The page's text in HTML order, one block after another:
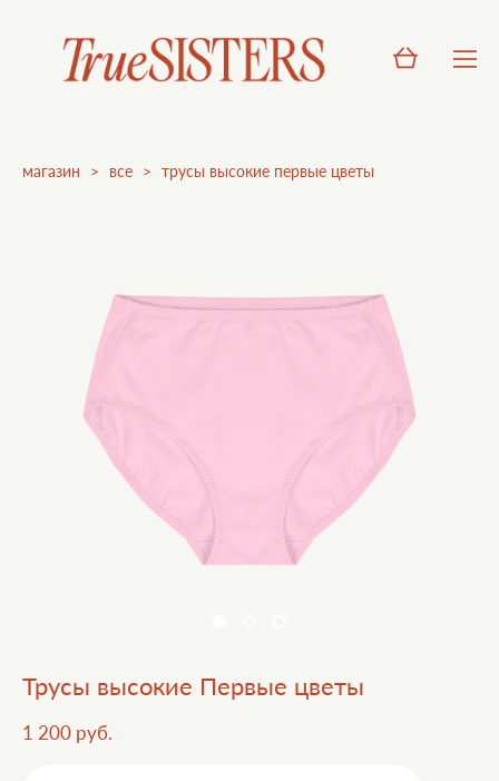
магазин > все > трусы высокие первые цветы
Трусы высокие Первые цветы
1 200 pуб.